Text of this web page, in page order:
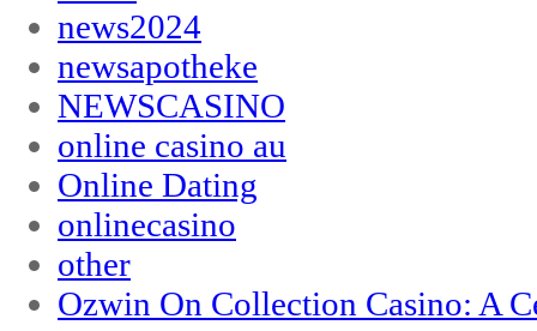
news2024
newsapotheke
NEWSCASINO
online casino au
Online Dating
onlinecasino
other
Ozwin On Collection Casino: A